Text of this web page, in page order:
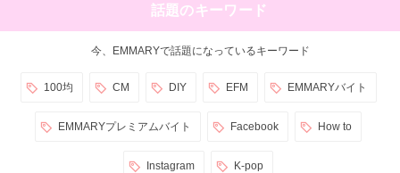
話題のキーワード
今、EMMARYで話題になっているキーワード
100均 CM DIY EFM EMMARYバイト
EMMARYプレミアムバイト Facebook How to
Instagram K-pop